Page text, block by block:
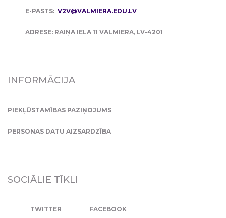
E-PASTS: V2V@VALMIERA.EDU.LV
ADRESE: RAIŅA IELA 11 VALMIERA, LV-4201
INFORMĀCIJA
PIEKĻŪSTAMĪBAS PAZIŅOJUMS
PERSONAS DATU AIZSARDZĪBA
SOCIĀLIE TĪKLI
TWITTER FACEBOOK